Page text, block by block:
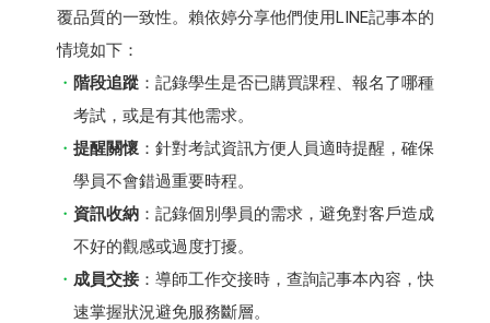
覆品質的一致性。賴依婷分享他們使用LINE記事本的
情境如下：
階段追蹤：記錄學生是否已購買課程、報名了哪種
考試，或是有其他需求。
提醒關懷：針對考試資訊方便人員適時提醒，確保
學員不會錯過重要時程。
資訊收納：記錄個別學員的需求，避免對客戶造成
不好的觀感或過度打擾。
成員交接：導師工作交接時，查詢記事本內容，快
速掌握狀況避免服務斷層。